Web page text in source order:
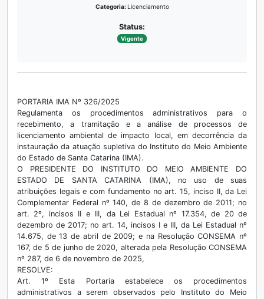
Categoria:Licenciamento
Status:
Vigente
PORTARIA IMA Nº 326/2025
Regulamenta os procedimentos administrativos para o
recebimento, a tramitação e a análise de processos de
licenciamento ambiental de impacto local, em decorrência da
instauração da atuação supletiva do Instituto do Meio Ambiente
do Estado de Santa Catarina (IMA).
O PRESIDENTE DO INSTITUTO DO MEIO AMBIENTE DO
ESTADO DE SANTA CATARINA (IMA), no uso de suas
atribuições legais e com fundamento no art. 15, inciso II, da Lei
Complementar Federal nº 140, de 8 de dezembro de 2011; no
art. 2º, incisos II e III, da Lei Estadual nº 17.354, de 20 de
dezembro de 2017; no art. 14, incisos I e III, da Lei Estadual nº
14.675, de 13 de abril de 2009; e na Resolução CONSEMA nº
167, de 5 de junho de 2020, alterada pela Resolução CONSEMA
nº 287, de 6 de novembro de 2025,
RESOLVE:
Art. 1º Esta Portaria estabelece os procedimentos
administrativos a serem observados pelo Instituto do Meio